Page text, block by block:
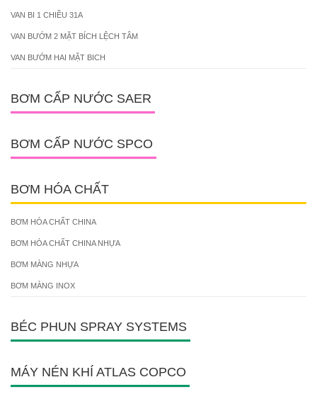
VAN BI 1 CHIỀU 31A
VAN BƯỚM 2 MẶT BÍCH LỆCH TÂM
VAN BƯỚM HAI MẶT BICH
BƠM CẤP NƯỚC SAER
BƠM CẤP NƯỚC SPCO
BƠM HÓA CHẤT
BƠM HÓA CHẤT CHINA
BƠM HÓA CHẤT CHINA NHỰA
BƠM MÀNG NHỰA
BƠM MÀNG INOX
BÉC PHUN SPRAY SYSTEMS
MÁY NÉN KHÍ ATLAS COPCO